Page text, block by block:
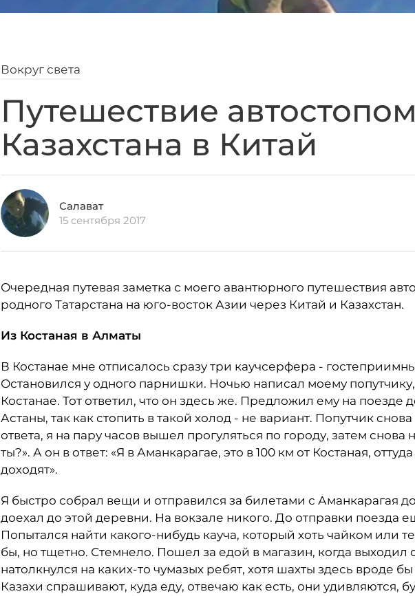
Вокруг света
Путешествие
Казахстана в Китай
Салават
15 сентября 2017
Очередная путевая заметка с моего авантюрного путешествия
родного Татарстана на юго-восток Азии через Китай и Казахстан.
Из Костаная в Алматы
В Костанае мне отписалось сразу три каучсерфера -
Остановился у одного парнишки. Ночью написал моему попутчику,
Костанае. Тот ответил, что он здесь же. Предложил ему на поезде
Астаны, так как стопить в такой холод - не вариант. Попутчик
ответа, я на пару часов вышел прогуляться по городу, затем снова
ты?». А он в ответ: «Я в Аманкарагае, это в 100 км от Костаная,
доходят».
Я быстро собрал вещи и отправился за билетами с Аманкарагая
доехал до этой деревни. На вокзале никого. До отправки поезда
Попытался найти какого-нибудь кауча, который хоть чайком или
бы, но тщетно. Стемнело. Пошел за едой в магазин, когда выходил
натолкнулся на каких-то чумазых ребят, хотя шахты здесь вроде
Казахи спрашивают, куда еду, отвечаю как есть, они удивляются,